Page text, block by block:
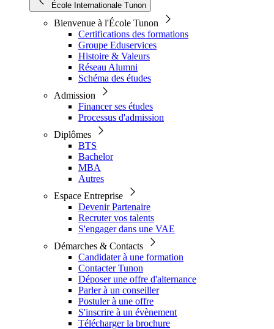
École Internationale Tunon
Bienvenue à l'École Tunon
Certifications des formations
Groupe Eduservices
Histoire & Valeurs
Réseau Alumni
Schéma des études
Admission
Financer ses études
Processus d'admission
Diplômes
BTS
Bachelor
MBA
Autres
Espace Entreprise
Devenir Partenaire
Recruter vos talents
S'engager dans une VAE
Démarches & Contacts
Candidater à une formation
Contacter Tunon
Déposer une offre d'alternance
Parler à un conseiller
Postuler à une offre
S'inscrire à un évènement
Télécharger la brochure